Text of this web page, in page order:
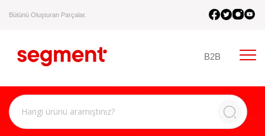
Bütünü Oluşturan Parçalar.
B2B